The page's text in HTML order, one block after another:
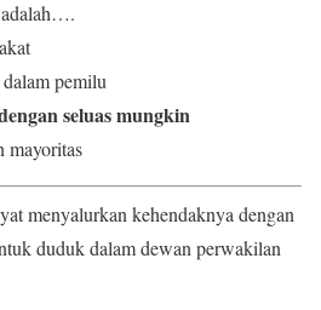
pemilu
seluas mungkin
mayoritas
menyalurkan kehendaknya dengan
duduk dalam dewan perwakilan